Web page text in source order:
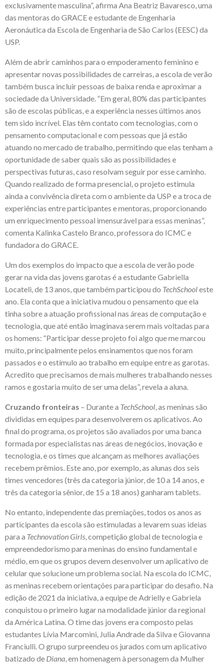
exclusivamente masculina”, afirma Ana Beatriz Bavaresco, uma
das mentoras do GRACE e estudante de Engenharia
Aeronáutica da Escola de Engenharia de São Carlos (EESC) da
USP.
Além de abrir caminhos para o empoderamento feminino e
apresentar novas possibilidades de carreiras, a escola de verão
também busca incluir pessoas de baixa renda e aproximar a
sociedade da Universidade. “Em geral, 80% das participantes
são de escolas públicas, e a experiência nesses últimos anos
tem sido incrível. Elas têm contato com tecnologias, com o
pensamento computacional e com pessoas que já estão
atuando no mercado de trabalho, permitindo que elas tenham a
oportunidade de saber quais são as possibilidades e
perspectivas futuras, caso resolvam seguir por esse caminho.
Quando realizado de forma presencial, o projeto estimula
ainda a convivência direta com o ambiente da USP e a troca de
experiências entre participantes e mentoras, proporcionando
um enriquecimento pessoal imensurável para essas meninas”,
comenta Kalinka Castelo Branco, professora do ICMC e
fundadora do GRACE.
Um dos exemplos do impacto que a escola de verão pode
gerar na vida das jovens garotas é a estudante Gabriella
Locateli, de 13 anos, que também participou do TechSchooleste
ano. Ela conta que a iniciativa mudou o pensamento que ela
tinha sobre a atuação profissional nas áreas de computação e
tecnologia, que até então imaginava serem mais voltadas para
os homens: “Participar desse projeto foi algo que me marcou
muito, principalmente pelos ensinamentos que nos foram
passados e o estímulo ao trabalho em equipe entre as garotas.
Acredito que precisamos de mais mulheres trabalhando nesses
ramos e gostaria muito de ser uma delas”, revela a aluna.
Cruzando fronteiras – Durante a TechSchool, as meninas são
divididas em equipes para desenvolverem os aplicativos. Ao
final do programa, os projetos são avaliados por uma banca
formada por especialistas nas áreas de negócios, inovação e
tecnologia, e os times que alcançam as melhores avaliações
recebem prêmios. Este ano, por exemplo, as alunas dos seis
times vencedores (três da categoria júnior, de 10 a 14 anos, e
três da categoria sênior, de 15 a 18 anos) ganharam tablets.
No entanto, independente das premiações, todos os anos as
participantes da escola são estimuladas a levarem suas ideias
para a Technovation Girls, competição global de tecnologia e
empreendedorismo para meninas do ensino fundamental e
médio, em que os grupos devem desenvolver um aplicativo de
celular que solucione um problema social. Na escola do ICMC,
as meninas recebem orientações para participar do desafio. Na
edição de 2021 da iniciativa, a equipe de Adrielly e Gabriela
conquistou o primeiro lugarna modalidade júnior da regional
da América Latina. O time das jovens era composto pelas
estudantes Lívia Marcomini, Julia Andrade da Silva e Giovanna
Franciulli. O grupo surpreendeu os jurados com um aplicativo
batizado de Diana, em homenagem à personagem da Mulher